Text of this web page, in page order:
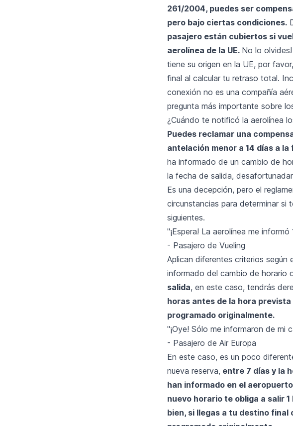
261/2004, puedes ser
pero bajo ciertas condiciones.
pasajero están cubiertos si
aerolínea de la UE. No lo
tiene su origen en la UE, por
final al calcular tu retraso total.
conexión no es una compañía
pregunta más importante sobre
¿Cuándo te notificó la aerolínea
Puedes reclamar una
antelación menor a 14 días a
ha informado de un cambio de
la fecha de salida,
Es una decepción, pero el
circunstancias para determinar si
siguientes.
"¡Espera! La aerolínea me
- Pasajero de Vueling
Aplican diferentes criterios según
informado del cambio de horario
salida, en este caso, tendrás
horas antes de la hora
programado originalmente.
"¡Oye! Sólo me informaron de mi
- Pasajero de Air Europa
En este caso, es un poco
nueva reserva, entre 7 días y la
han informado en el
nuevo horario te obliga a salir
bien, si llegas a tu destino final